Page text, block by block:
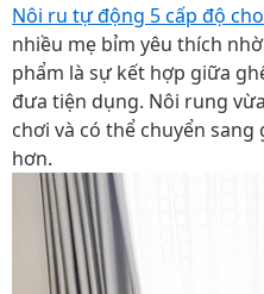
Nôi ru tự động 5 cấp độ
nhiều mẹ bỉm yêu thích
phẩm là sự kết hợp giữa
đưa tiện dụng. Nôi rung
chơi và có thể chuyển
hơn.